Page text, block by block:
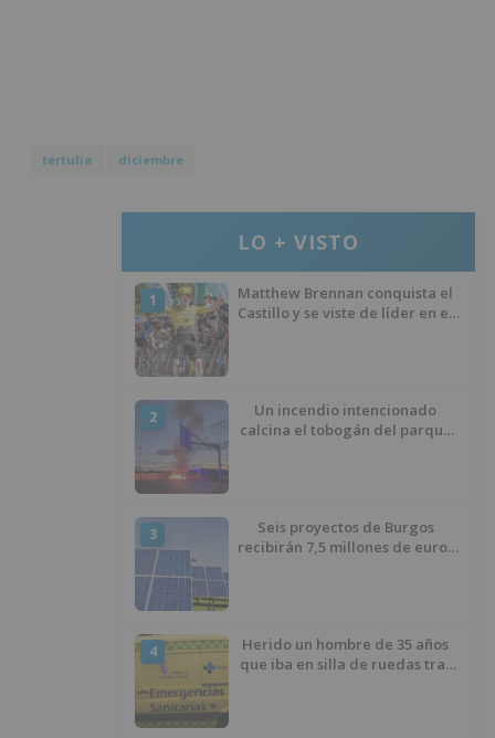
tertulia diciembre
LO + VISTO
1
Matthew Brennan conquista el
Castillo y se viste de líder en el
2
Un incendio intencionado
calcina el tobogán del parque
3
Seis proyectos de Burgos
recibirán 7,5 millones de euros
4
Herido un hombre de 35 años
que iba en silla de ruedas tras